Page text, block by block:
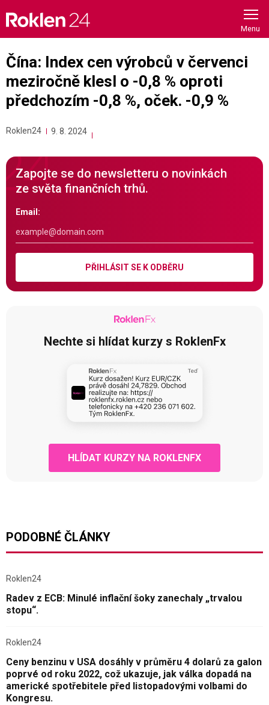
content
Čína: Index cen výrobců v červenci
meziročně klesl o -0,8 % oproti
předchozím -0,8 %, oček. -0,9 %
Roklen24 9. 8. 2024
Zapojte se do newsletteru o novinkách
ze světa finančních trhů.
Email:
PŘIHLÁSIT SE K ODBĚRU
Nechte si hlídat kurzy s RoklenFx
HLÍDAT KURZY NA ROKLENFX
PODOBNÉ ČLÁNKY
Roklen24
Radev z ECB: Minulé inflační šoky zanechaly „trvalou
stopu“.
Roklen24
Ceny benzinu v USA dosáhly v průměru 4 dolarů za galon
poprvé od roku 2022, což ukazuje, jak válka dopadá na
americké spotřebitele před listopadovými volbami do
Kongresu.